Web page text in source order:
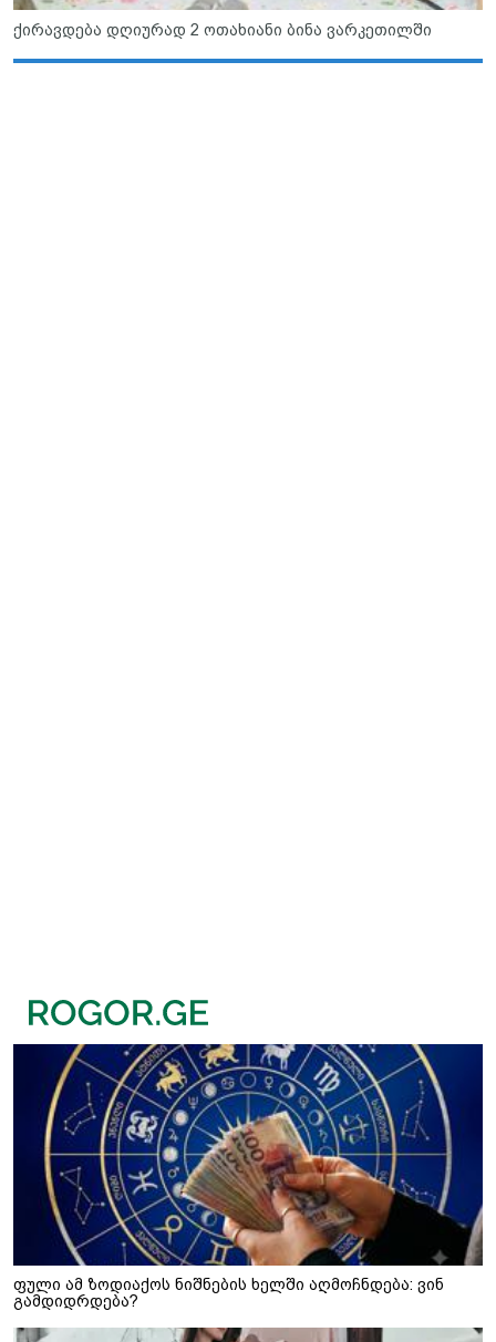
ქირავდება დღიურად 2 ოთახიანი ბინა ვარკეთილში
ფული ამ ზოდიაქოს ნიშნების ხელში აღმოჩნდება: ვინ
გამდიდრდება?